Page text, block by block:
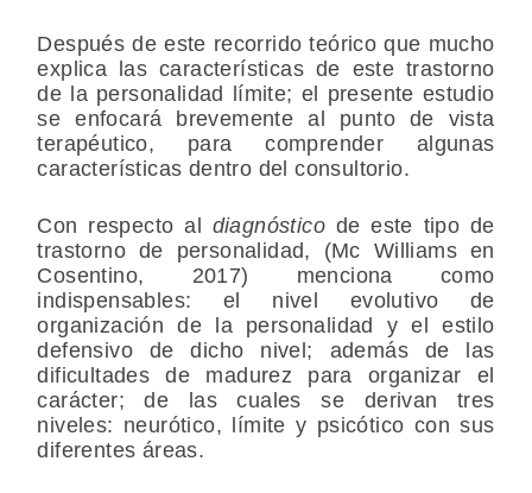
Después de este recorrido teórico que mucho
explica las características de este trastorno
de la personalidad límite; el presente estudio
se enfocará brevemente al punto de vista
terapéutico, para comprender algunas
características dentro del consultorio.
Con respecto al diagnóstico de este tipo de
trastorno de personalidad, (Mc Williams en
Cosentino, 2017) menciona como
indispensables: el nivel evolutivo de
organización de la personalidad y el estilo
defensivo de dicho nivel; además de las
dificultades de madurez para organizar el
carácter; de las cuales se derivan tres
niveles: neurótico, límite y psicótico con sus
diferentes áreas.